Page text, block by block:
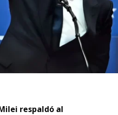
respaldó al